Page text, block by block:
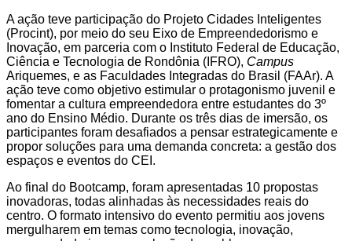
A ação teve participação do Projeto Cidades Inteligentes
(Procint), por meio do seu Eixo de Empreendedorismo e
Inovação, em parceria com o Instituto Federal de Educação,
Ciência e Tecnologia de Rondônia (IFRO), Campus
Ariquemes, e as Faculdades Integradas do Brasil (FAAr). A
ação teve como objetivo estimular o protagonismo juvenil e
fomentar a cultura empreendedora entre estudantes do 3º
ano do Ensino Médio. Durante os três dias de imersão, os
participantes foram desafiados a pensar estrategicamente e
propor soluções para uma demanda concreta: a gestão dos
espaços e eventos do CEI.
Ao final do Bootcamp, foram apresentadas 10 propostas
inovadoras, todas alinhadas às necessidades reais do
centro. O formato intensivo do evento permitiu aos jovens
mergulharem em temas como tecnologia, inovação,